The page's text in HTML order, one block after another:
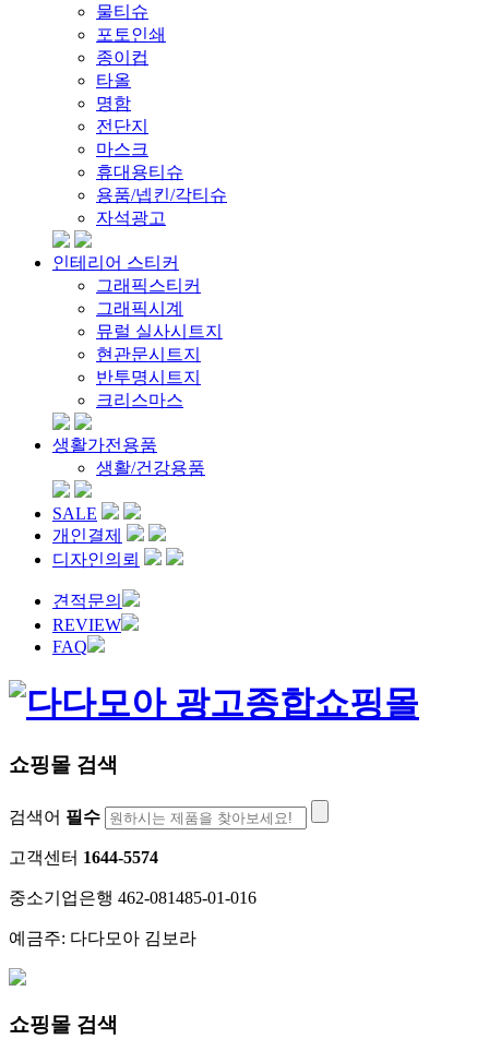
물티슈
포토인쇄
종이컵
타올
명함
전단지
마스크
휴대용티슈
용품/넵킨/각티슈
자석광고
인테리어 스티커
그래픽스티커
그래픽시계
뮤럴 실사시트지
현관문시트지
반투명시트지
크리스마스
생활가전용품
생활/건강용품
SALE
개인결제
디자인의뢰
견적문의
REVIEW
FAQ
쇼핑몰 검색
검색어 필수
고객센터 1644-5574
중소기업은행 462-081485-01-016
예금주: 다다모아 김보라
쇼핑몰 검색